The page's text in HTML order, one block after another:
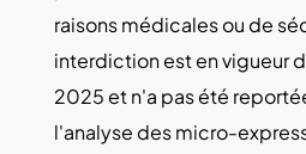
raisons médicales ou de
interdiction est en vigueur
2025 et n'a pas été
l'analyse des micro-